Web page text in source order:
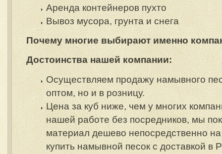
Аренда контейнеров пухто
Вывоз мусора, грунта и снега
Почему многие выбирают именно
Достоинства нашей компании:
Осуществляем продажу намывного
оптом, но и в розницу.
Цена за куб ниже, чем у многих
нашей работе без посредников, мы
материал дешево непосредственно
купить намывной песок с доставкой в